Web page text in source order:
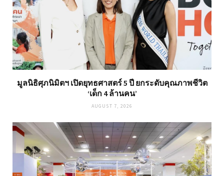
มูลนิธิศุภนิมิตฯ เปิดยุทธศาสตร์ 5 ปี ยกระดับคุณภาพชีวิต
‘เด็ก 4 ล้านคน’
AUGUST 7, 2026